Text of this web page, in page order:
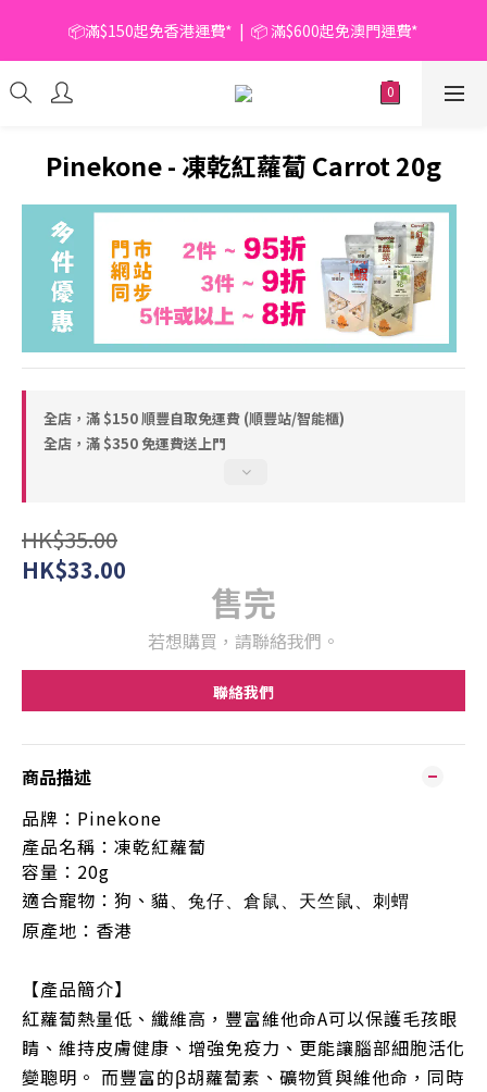
📦滿$150起免香港運費*  |  📦 滿$600起免澳門運費*
📦滿$150起免香港運費*  |  📦 滿$600起免澳門運費*
🥫 罐頭優惠 | 任選* 6件 即減 $6 |  任選* 24件 即減 $30 🥫 (按此了
解更多)
📦滿$150起免香港運費*  |  📦 滿$600起免澳門運費*
Pinekone - 凍乾紅蘿蔔 Carrot 20g
全店，滿 $150 順豐自取免運費 (順豐站/智能櫃)
全店，滿 $350 免運費送上門
HK$35.00
HK$33.00
售完
若想購買，請聯絡我們。
聯絡我們
商品描述
品牌： Pinekone
產品名稱：凍乾紅蘿蔔
容量：20g
適合寵物：狗、貓 、兔仔、倉鼠、天竺鼠、刺蝟
原產地：香港
【產品簡介】
紅蘿蔔熱量低、纖維高，豐富維他命A可以保護毛孩眼
睛、維持皮膚健康、增強免疫力、更能讓腦部細胞活化
變聰明。 而豐富的β胡蘿蔔素、礦物質與維他命，同時